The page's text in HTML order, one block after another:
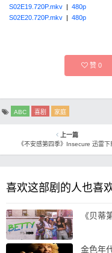
S02E19.720P.mkv | 480p
S02E20.720P.mkv | 480p
赞0
ABC 喜剧 家庭
上一篇
《不安感第四季》Insecure 迅雷下
喜欢这部剧的人也喜欢
《贝蒂
金色年